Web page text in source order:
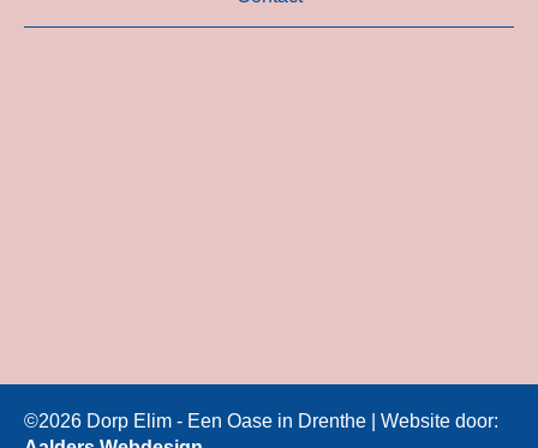
©2026 Dorp Elim - Een Oase in Drenthe | Website door: